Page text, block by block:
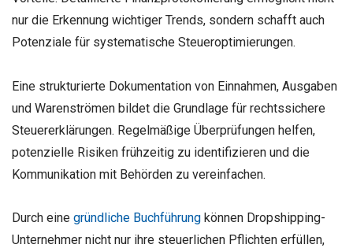
nur die Erkennung wichtiger Trends, sondern schafft auch
Potenziale für systematische Steueroptimierungen.
Eine strukturierte Dokumentation von Einnahmen, Ausgaben
und Warenströmen bildet die Grundlage für rechtssichere
Steuererklärungen. Regelmäßige Überprüfungen helfen,
potenzielle Risiken frühzeitig zu identifizieren und die
Kommunikation mit Behörden zu vereinfachen.
Durch eine gründliche Buchführung können Dropshipping-
Unternehmer nicht nur ihre steuerlichen Pflichten erfüllen,